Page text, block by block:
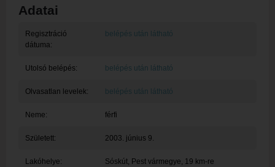
Adatai
Regisztráció
dátuma:
belépés után látható
Utolsó belépés: belépés után látható
Olvasatlan levelek: belépés után látható
Neme: férfi
Született: 2003. június 9.
Lakóhelye: Sóskút, Pest vármegye, 19 km-re